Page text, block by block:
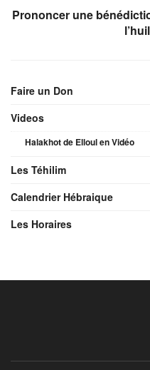
Prononcer une
Faire un Don
Videos
Halakhot de Elloul en Vidéo
Les Téhilim
Calendrier Hébraique
Les Horaires